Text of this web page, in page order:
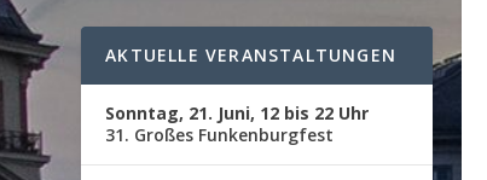
AKTUELLE VERANSTALTUNGEN
Sonntag, 21. Juni, 12 bis 22 Uhr
31. Großes Funkenburgfest